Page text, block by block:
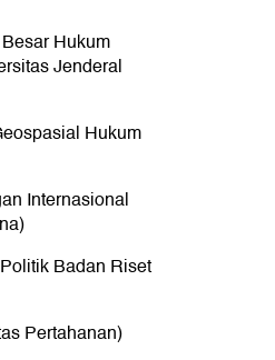
Hukum
Jenderal
Hukum
Internasional
Badan Riset
Pertahanan)